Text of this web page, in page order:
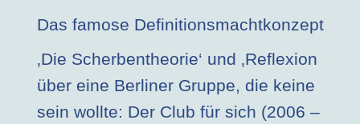
Das famose Definitionsmachtkonzept
‚Die Scherbentheorie‘ und ‚Reflexion
über eine Berliner Gruppe, die keine
sein wollte: Der Club für sich (2006 –